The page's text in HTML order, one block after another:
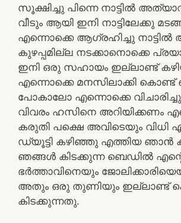
സൂക്ഷിച്ചു പിന്നെ നാട്ടിൽ
വീടും ആയി ഇനി നാട്ടിലേക്കു
എന്നൊക്കെ ആഗ്രഹിച്ചു നാട്ടിൽ
കുഴപ്പമില്ല നടക്കാനൊക്കെ
ഇനി ഒരു സഹായം ഇല്ലാണ്ട്
എന്നൊക്കെ മനസിലാക്കി കൊണ്ട്
പോകാലോ എന്നൊക്കെ
വിവരം ഹസിനെ അറിയിക്കണം
കരുതി പക്ഷെ അവിടെയും വിധി
ഡ്യൂട്ടി കഴിഞ്ഞു എത്തിയ ഞാൻ
ഞങ്ങൾ കിടക്കുന്ന ബെഡിൽ
ഭർത്താവിനെയും
അതും ഒരു തുണിയും ഇല്ലാണ്ട്
കിടക്കുന്നതു.